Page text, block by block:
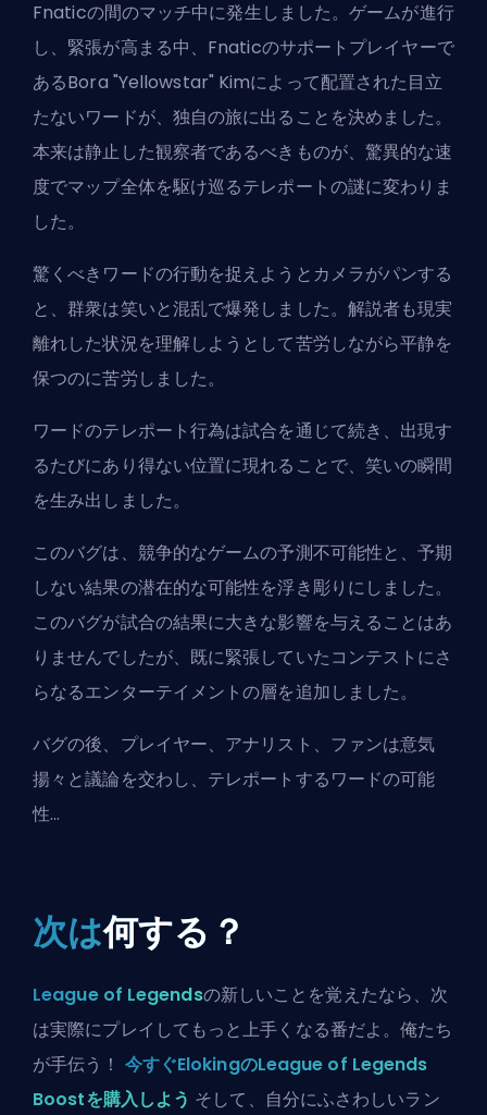
Fnaticの間のマッチ中に発生しました。ゲームが進行
し、緊張が高まる中、Fnaticのサポートプレイヤーで
あるBora "Yellowstar" Kimによって配置された目立
たないワードが、独自の旅に出ることを決めました。
本来は静止した観察者であるべきものが、驚異的な速
度でマップ全体を駆け巡るテレポートの謎に変わりま
した。
驚くべきワードの行動を捉えようとカメラがパンする
と、群衆は笑いと混乱で爆発しました。解説者も現実
離れした状況を理解しようとして苦労しながら平静を
保つのに苦労しました。
ワードのテレポート行為は試合を通じて続き、出現す
るたびにあり得ない位置に現れることで、笑いの瞬間
を生み出しました。
このバグは、競争的なゲームの予測不可能性と、予期
しない結果の潜在的な可能性を浮き彫りにしました。
このバグが試合の結果に大きな影響を与えることはあ
りませんでしたが、既に緊張していたコンテストにさ
らなるエンターテイメントの層を追加しました。
バグの後、プレイヤー、アナリスト、ファンは意気
揚々と議論を交わし、テレポートするワードの可能
性...
次は何する？
League of Legendsの新しいことを覚えたなら、次
は実際にプレイしてもっと上手くなる番だよ。俺たち
が手伝う！ 今すぐElokingのLeague of Legends
Boostを購入しよう そして、自分にふさわしいラン